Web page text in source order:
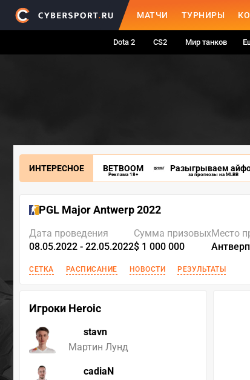
МАТЧИ ТУРНИРЫ
Dota 2 CS2 Мир танков
ИНТЕРЕСНОЕ BETBOOM
Реклама 18+
Разыгрываем
за прогнозы на MLBB
PGL Major Antwerp 2022
Дата проведения
08.05.2022 - 22.05.2022
Сумма призовых
$ 1 000 000
Место
СЕТКА РАСПИСАНИЕ НОВОСТИ РЕЗУЛЬТАТЫ
Игроки Heroic
stavn
Мартин Лунд
cadiaN